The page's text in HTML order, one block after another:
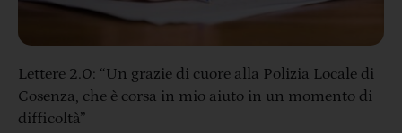
Lettere 2.0: “Un grazie di cuore alla Polizia Locale di
Cosenza, che è corsa in mio aiuto in un momento di
difficoltà”